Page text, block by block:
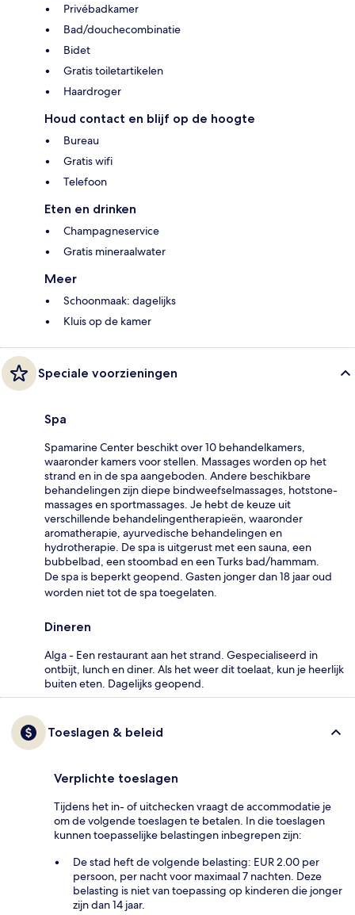
Privébadkamer
Bad/douchecombinatie
Bidet
Gratis toiletartikelen
Haardroger
Houd contact en blijf op de hoogte
Bureau
Gratis wifi
Telefoon
Eten en drinken
Champagneservice
Gratis mineraalwater
Meer
Schoonmaak: dagelijks
Kluis op de kamer
Speciale voorzieningen
Spa
Spamarine Center beschikt over 10 behandelkamers,
waaronder kamers voor stellen. Massages worden op het
strand en in de spa aangeboden. Andere beschikbare
behandelingen zijn diepe bindweefselmassages, hotstone-
massages en sportmassages. Je hebt de keuze uit
verschillende behandelingentherapieën, waaronder
aromatherapie, ayurvedische behandelingen en
hydrotherapie. De spa is uitgerust met een sauna, een
bubbelbad, een stoombad en een Turks bad/hammam.
De spa is beperkt geopend. Gasten jonger dan 18 jaar oud
worden niet tot de spa toegelaten.
Dineren
Alga - Een restaurant aan het strand. Gespecialiseerd in
ontbijt, lunch en diner. Als het weer dit toelaat, kun je heerlijk
buiten eten. Dagelijks geopend.
Toeslagen & beleid
Verplichte toeslagen
Tijdens het in- of uitchecken vraagt de accommodatie je
om de volgende toeslagen te betalen. In die toeslagen
kunnen toepasselijke belastingen inbegrepen zijn:
De stad heft de volgende belasting: EUR 2.00 per
persoon, per nacht voor maximaal 7 nachten. Deze
belasting is niet van toepassing op kinderen die jonger
zijn dan 14 jaar.